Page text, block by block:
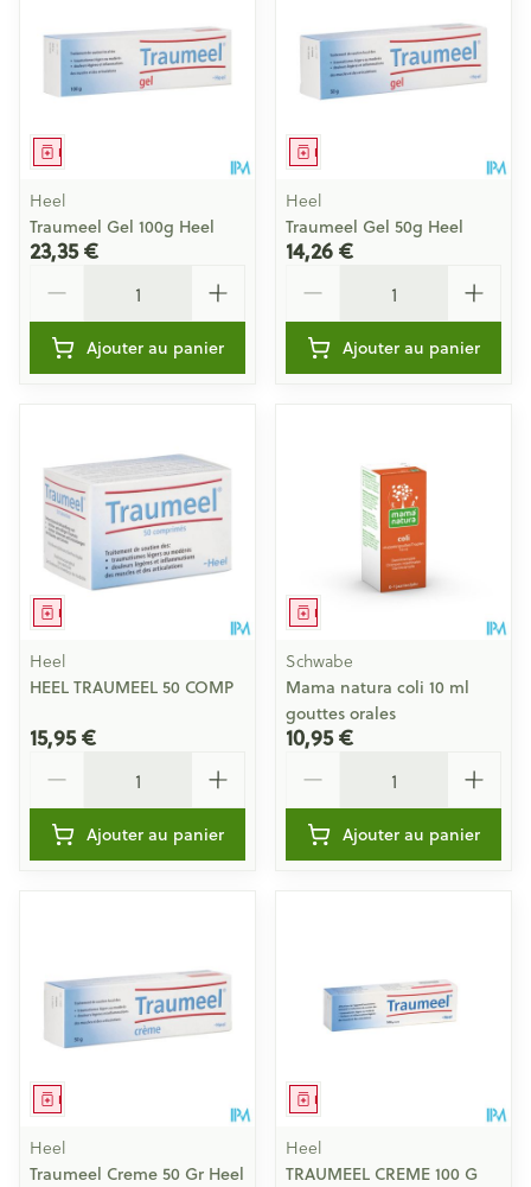
Médicament
Heel
Traumeel Gel 100g Heel
23,35 €
Ajouter au panier
Médicament
Heel
Traumeel Gel 50g Heel
14,26 €
Ajouter au panier
Médicament
Heel
HEEL TRAUMEEL 50 COMP
15,95 €
Ajouter au panier
Médicament
Schwabe
Mama natura coli 10 ml
gouttes orales
10,95 €
Ajouter au panier
Médicament
Heel
Traumeel Creme 50 Gr Heel
Médicament
Heel
TRAUMEEL CREME 100 G